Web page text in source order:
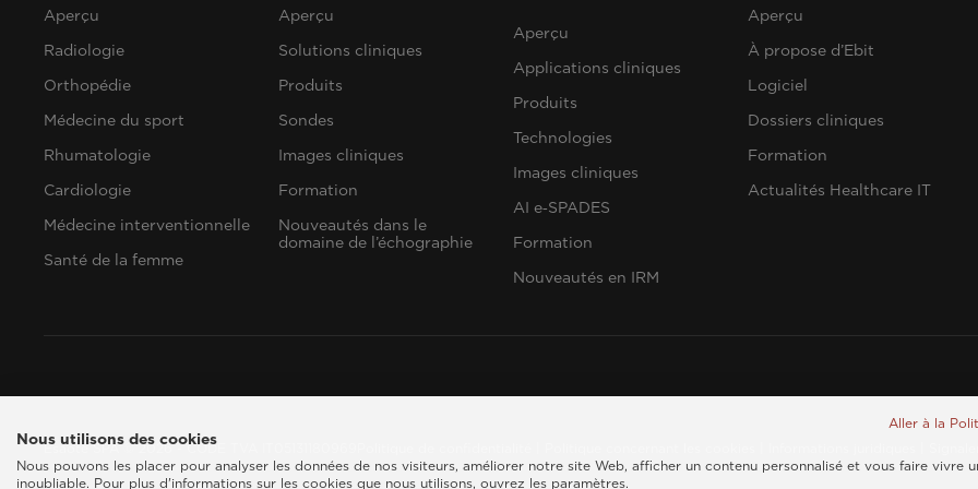
Aperçu
Radiologie
Orthopédie
Médecine du sport
Rhumatologie
Cardiologie
Médecine interventionnelle
Santé de la femme
Aperçu
Solutions cliniques
Produits
Sondes
Images cliniques
Formation
Nouveautés dans le
domaine de l’échographie
Aperçu
Applications cliniques
Produits
Technologies
Images cliniques
AI e‑SPADES
Formation
Nouveautés en IRM
Aperçu
À propose d’Ebit
Logiciel
Dossiers cliniques
Formation
Actualités Healthcare IT
Esaote SPA © 2026 - CODE TVA IT05131180969
Aller à la
Nous utilisons des cookies
Nous pouvons les placer pour analyser les données de nos visiteurs, améliorer notre site Web, afficher un contenu personnalisé et vous faire vivre
inoubliable. Pour plus d'informations sur les cookies que nous utilisons, ouvrez les paramètres.